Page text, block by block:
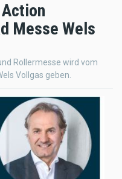
Messe Wels
Rollermesse wird vom
Vollgas geben.